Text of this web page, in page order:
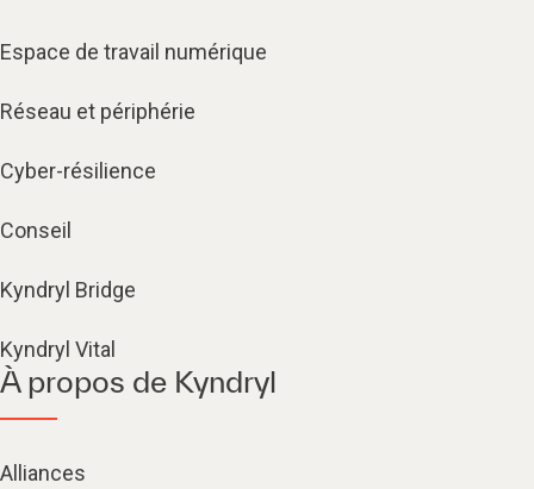
Espace de travail numérique
Réseau et périphérie
Cyber-résilience
Conseil
Kyndryl Bridge
Kyndryl Vital
À propos de Kyndryl
Alliances